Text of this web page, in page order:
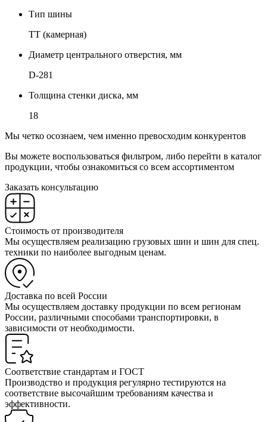
Тип шины
TT (камерная)
Диаметр центрального отверстия, мм
D-281
Толщина стенки диска, мм
18
Мы четко осознаем, чем именно превосходим конкурентов
Вы можете воспользоваться фильтром, либо перейти в каталог
продукции, чтобы ознакомиться со всем ассортиментом
Заказать консультацию
Стоимость от производителя
Мы осуществляем реализацию грузовых шин и шин для спец.
техники по наиболее выгодным ценам.
Доставка по всей России
Мы осуществляем доставку продукции по всем регионам
России, различными способами транспортировки, в
зависимости от необходимости.
Соответствие стандартам и ГОСТ
Производство и продукция регулярно тестируются на
соответствие высочайшим требованиям качества и
эффективности.